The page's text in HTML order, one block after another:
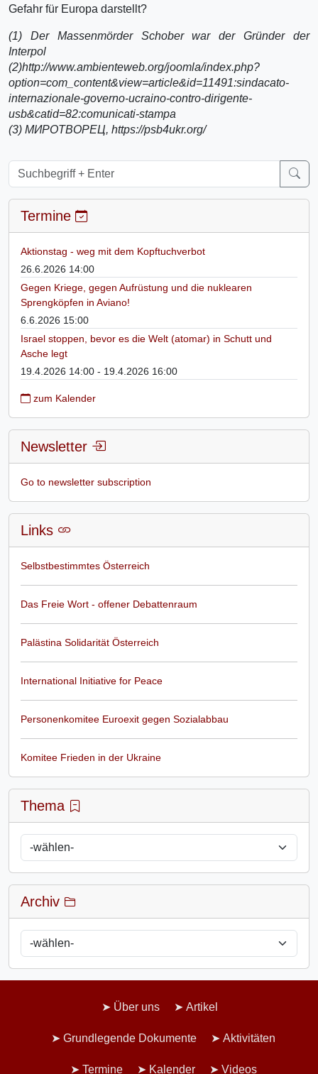
Gefahr für Europa darstellt?
(1) Der Massenmörder Schober war der Gründer der
Interpol
(2)http://www.ambienteweb.org/joomla/index.php?
option=com_content&view=article&id=11491:sindacato-
internazionale-governo-ucraino-contro-dirigente-
usb&catid=82:comunicati-stampa
(3) МИРОТВОРЕЦ, https://psb4ukr.org/
Termine
Aktionstag - weg mit dem Kopftuchverbot
26.6.2026 14:00
Gegen Kriege, gegen Aufrüstung und die nuklearen
Sprengköpfen in Aviano!
6.6.2026 15:00
Israel stoppen, bevor es die Welt (atomar) in Schutt und
Asche legt
19.4.2026 14:00 - 19.4.2026 16:00
zum Kalender
Newsletter
Go to newsletter subscription
Links
Selbstbestimmtes Österreich
Das Freie Wort - offener Debattenraum
Palästina Solidarität Österreich
International Initiative for Peace
Personenkomitee Euroexit gegen Sozialabbau
Komitee Frieden in der Ukraine
Thema
Archiv
Über uns Artikel
Grundlegende Dokumente Aktivitäten
Termine Kalender Videos